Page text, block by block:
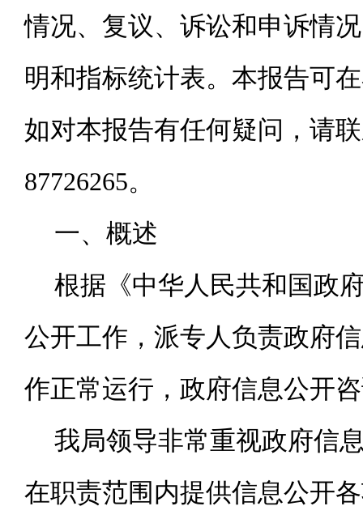
情况、复议、诉讼和申诉情
明和指标统计表。本报告可
如对本报告有任何疑问，请
87726265。
一、概述
根据《中华人民共和国政
公开工作，派专人负责政府
作正常运行，政府信息公开
我局领导非常重视政府信
在职责范围内提供信息公开